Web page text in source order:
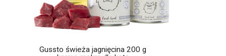
Gussto świeża jagnięcina 200 g